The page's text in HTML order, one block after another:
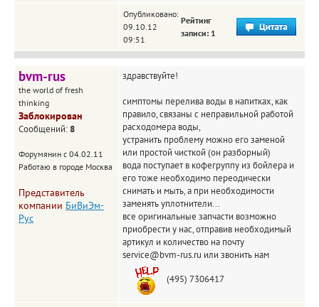
Опубликовано:
09.10.12
09:51
Рейтинг
записи: 1
bvm-rus
the world of fresh
thinking
Заблокирован
Сообщений:8
Форумянин с 04.02.11
Работаю в городе Москва
Представитель
компании БиВиЭм-
Рус
здравствуйте!
симптомы перелива воды в напитках, как
правило, связаны с неправильной работой
расходомера воды,
устранить проблему можно его заменой
или простой чисткой (он разборный)
вода поступает в кофегруппу из бойлера и
его тоже необходимо переодически
снимать и мыть, а при необходимости
заменять уплотнители...
все оригинальные запчасти возможно
приобрести у нас, отправив необходимый
артикул и количество на почту
service@bvm-rus.ru или звонить нам
(495) 7306417